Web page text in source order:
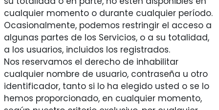
cualquier momento o durante cualquier período.
Ocasionalmente, podemos restringir el acceso a
algunas partes de los Servicios, o a su totalidad,
a los usuarios, incluidos los registrados.
Nos reservamos el derecho de inhabilitar
cualquier nombre de usuario, contraseña u otro
identificador, tanto si lo ha elegido usted o se lo
hemos proporcionado, en cualquier momento,